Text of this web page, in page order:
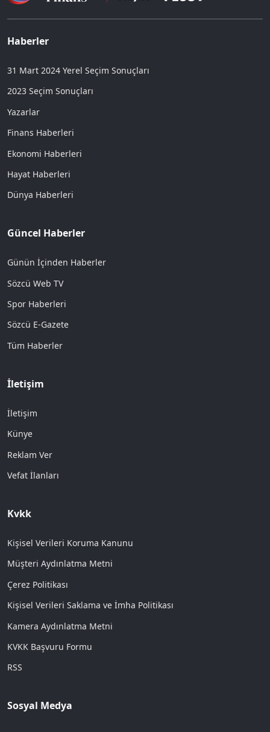
Haberler
31 Mart 2024 Yerel Seçim Sonuçları
2023 Seçim Sonuçları
Yazarlar
Finans Haberleri
Ekonomi Haberleri
Hayat Haberleri
Dünya Haberleri
Güncel Haberler
Günün İçinden Haberler
Sözcü Web TV
Spor Haberleri
Sözcü E-Gazete
Tüm Haberler
İletişim
İletişim
Künye
Reklam Ver
Vefat İlanları
Kvkk
Kişisel Verileri Koruma Kanunu
Müşteri Aydınlatma Metni
Çerez Politikası
Kişisel Verileri Saklama ve İmha Politikası
Kamera Aydınlatma Metni
KVKK Başvuru Formu
RSS
Sosyal Medya